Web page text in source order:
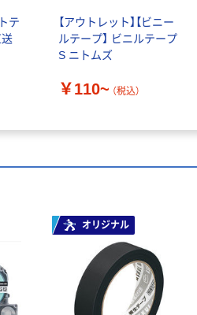
テ
【アウトレット】【ビニー
ルテープ】 ビニルテープ
S ニトムズ
￥110~ （税込）
オリジナル